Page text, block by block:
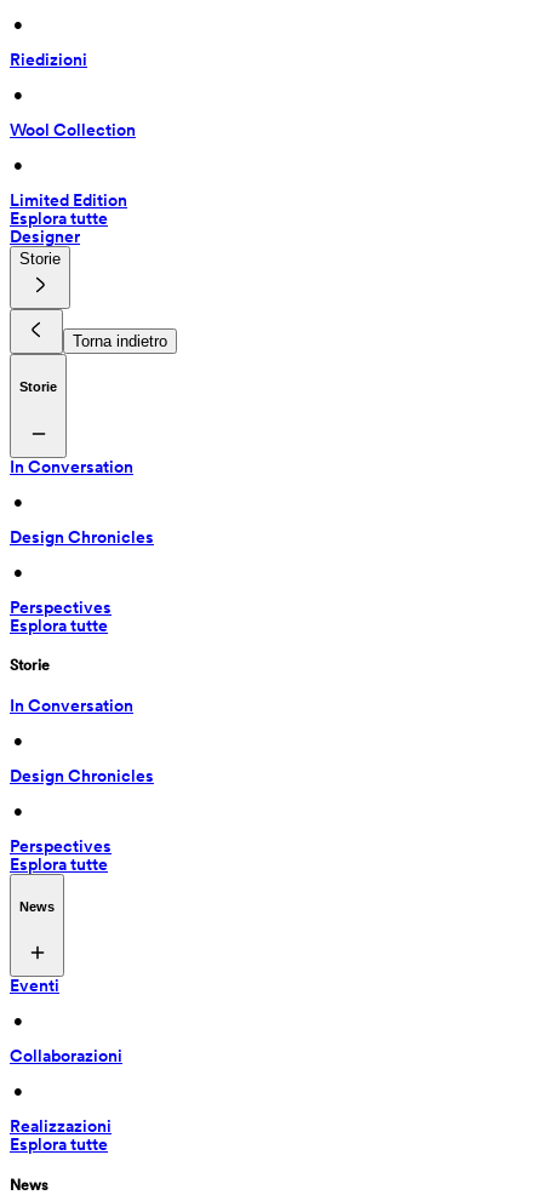
•
Riedizioni
•
Wool Collection
•
Limited Edition
Esplora tutte
Designer
Storie
Torna indietro
Storie
In Conversation
•
Design Chronicles
•
Perspectives
Esplora tutte
Storie
In Conversation
•
Design Chronicles
•
Perspectives
Esplora tutte
News
Eventi
•
Collaborazioni
•
Realizzazioni
Esplora tutte
News